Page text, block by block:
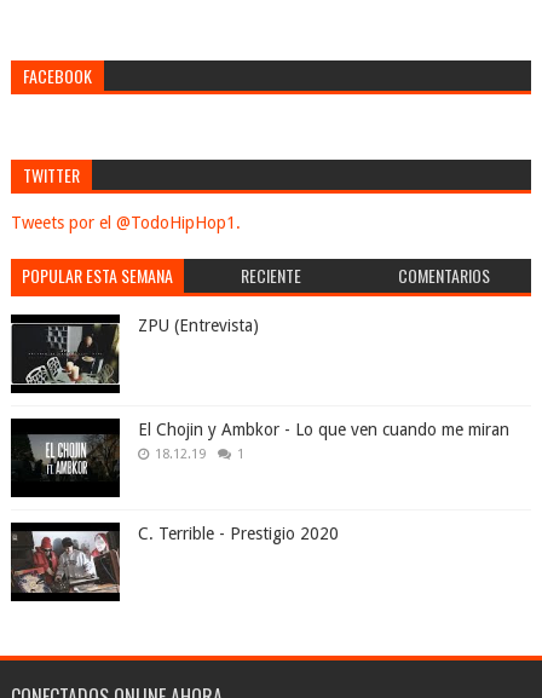
FACEBOOK
TWITTER
Tweets por el @TodoHipHop1.
POPULAR ESTA SEMANA RECIENTE COMENTARIOS
ZPU (Entrevista)
El Chojin y Ambkor - Lo que ven cuando me miran
18.12.19 1
C. Terrible - Prestigio 2020